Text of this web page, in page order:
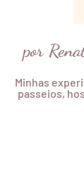
por
Minhas
passeios,